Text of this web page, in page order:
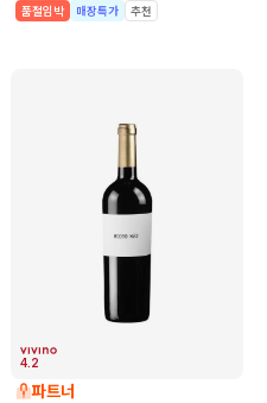
품절임박 매장특가 추천
4.2
파트너